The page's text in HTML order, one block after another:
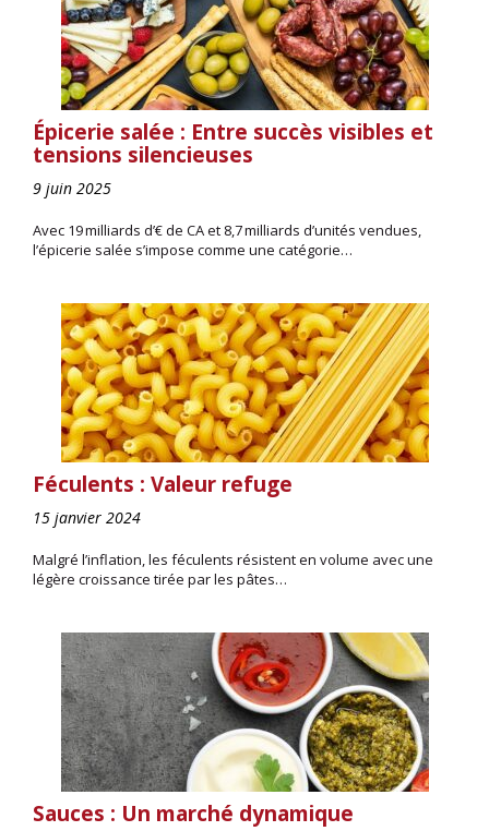
Épicerie salée : Entre succès visibles et
tensions silencieuses
9 juin 2025
Avec 19 milliards d’€ de CA et 8,7 milliards d’unités vendues,
l’épicerie salée s’impose comme une catégorie…
Féculents : Valeur refuge
15 janvier 2024
Malgré l’inflation, les féculents résistent en volume avec une
légère croissance tirée par les pâtes…
Sauces : Un marché dynamique